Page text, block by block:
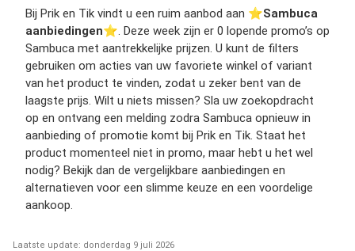
Bij Prik en Tik vindt u een ruim aanbod aan ⭐️Sambuca
aanbiedingen⭐️. Deze week zijn er 0 lopende promo’s op
Sambuca met aantrekkelijke prijzen. U kunt de filters
gebruiken om acties van uw favoriete winkel of variant
van het product te vinden, zodat u zeker bent van de
laagste prijs. Wilt u niets missen? Sla uw zoekopdracht
op en ontvang een melding zodra Sambuca opnieuw in
aanbieding of promotie komt bij Prik en Tik. Staat het
product momenteel niet in promo, maar hebt u het wel
nodig? Bekijk dan de vergelijkbare aanbiedingen en
alternatieven voor een slimme keuze en een voordelige
aankoop.
Laatste update: donderdag 9 juli 2026